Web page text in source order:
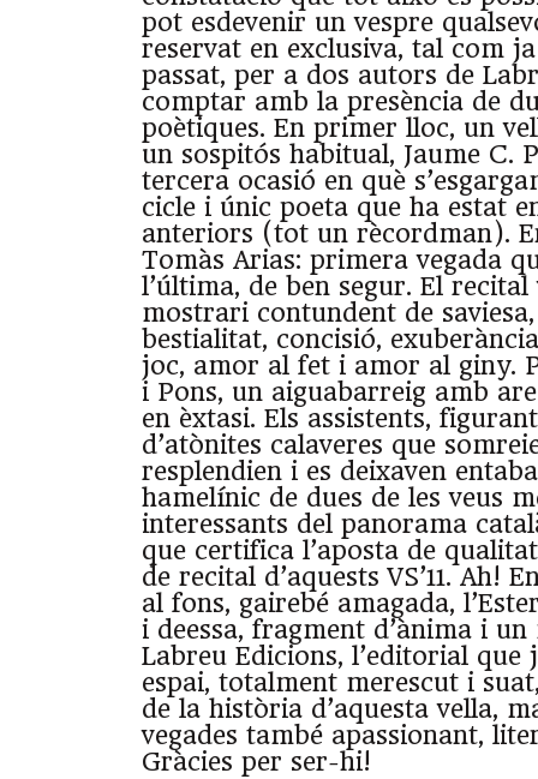
pot esdevenir un vespre
reservat en exclusiva, tal com
passat, per a dos autors de
comptar amb la presència de
poètiques. En primer lloc, un
un sospitós habitual, Jaume C.
tercera ocasió en què
cicle i únic poeta que ha estat
anteriors (tot un rècordman).
Tomàs Arias: primera vegada
l’última, de ben segur. El recital
mostrari contundent de saviesa,
bestialitat, concisió,
joc, amor al fet i amor al giny.
i Pons, un aiguabarreig amb
en èxtasi. Els assistents,
d’atònites calaveres que
resplendien i es deixaven
hamelínic de dues de les veus
interessants del panorama
que certifica l’aposta de
de recital d’aquests VS’11. Ah!
al fons, gairebé amagada,
i deessa, fragment d’ànima i
Labreu Edicions, l’editorial que
espai, totalment merescut i
de la història d’aquesta vella,
vegades també apassionant,
Gràcies per ser-hi!